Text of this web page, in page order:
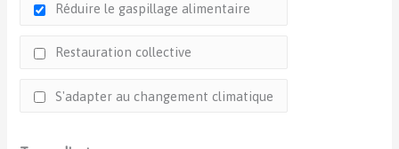
Réduire le gaspillage alimentaire
Restauration collective
S'adapter au changement climatique